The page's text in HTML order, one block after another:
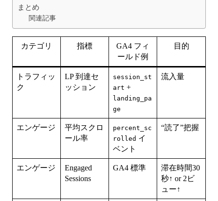
まとめ
関連記事
カテゴリ 指標
GA4 フィ
ールド例
目的
トラフィッ
ク
LP 到達セ
ッション
session_st
art +
landing_pa
ge
流入量
エンゲージ
平均スクロ
ール率
percent_sc
rolled イ
ベント
“読了”把握
エンゲージ
Engaged
Sessions
GA4 標準
滞在時間30
秒↑ or 2ビ
ュー↑